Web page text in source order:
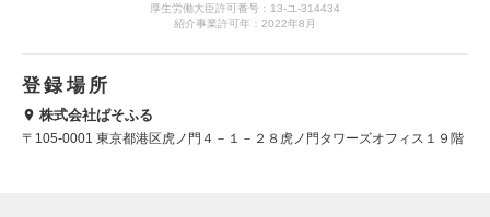
厚生労働大臣許可番号：13-ユ-314434
紹介事業許可年：2022年8月
登録場所
株式会社ぱそふる
〒105-0001 東京都港区虎ノ門４－１－２８虎ノ門タワーズオフィス１９階